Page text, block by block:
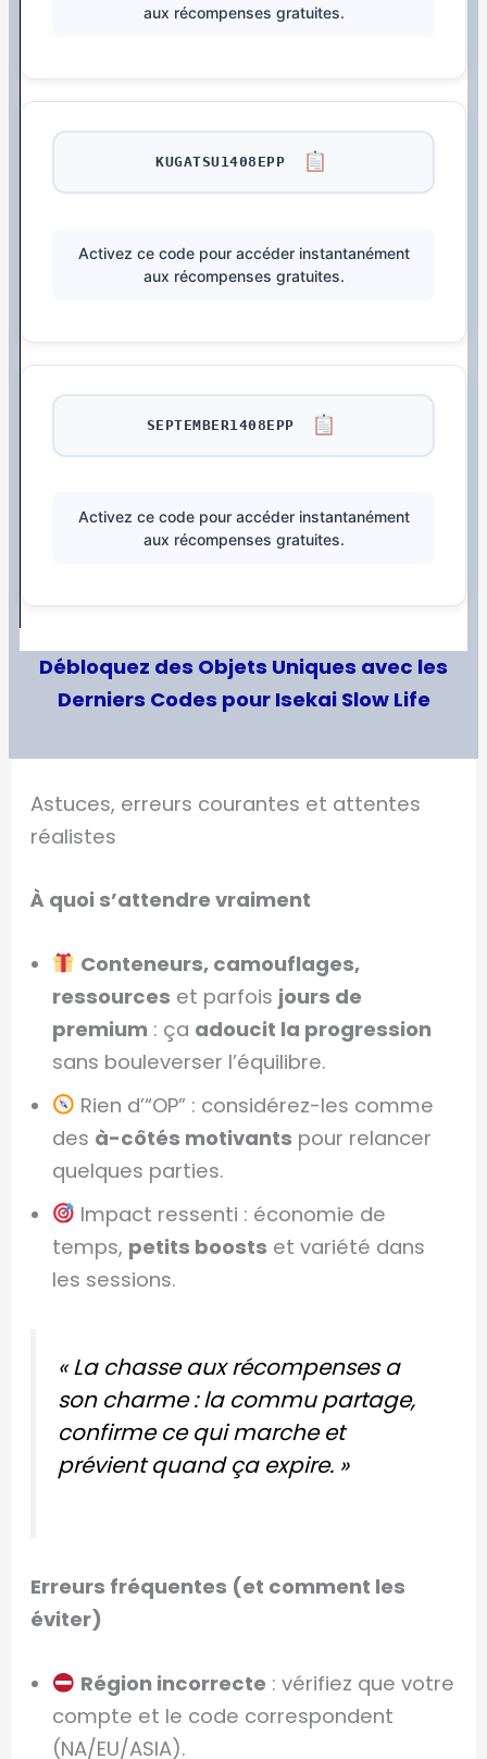
aux récompenses gratuites.
KUGATSU1408EPP
Activez ce code pour accéder instantanément
aux récompenses gratuites.
SEPTEMBER1408EPP
Activez ce code pour accéder instantanément
aux récompenses gratuites.
Débloquez des Objets Uniques avec les
Derniers Codes pour Isekai Slow Life
Astuces, erreurs courantes et attentes
réalistes
À quoi s’attendre vraiment
Conteneurs, camouflages,
ressources et parfois jours de
premium : ça adoucit la progression
sans bouleverser l’équilibre.
Rien d’“OP” : considérez-les comme
des à-côtés motivants pour relancer
quelques parties.
Impact ressenti : économie de
temps, petits boosts et variété dans
les sessions.
« La chasse aux récompenses a
son charme : la commu partage,
confirme ce qui marche et
prévient quand ça expire. »
Erreurs fréquentes (et comment les
éviter)
Région incorrecte : vérifiez que votre
compte et le code correspondent
(NA/EU/ASIA).